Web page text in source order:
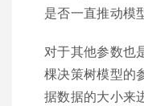
是否⼀直推动模
对于其他参数也
棵决策树模型的
据数据的⼤⼩来